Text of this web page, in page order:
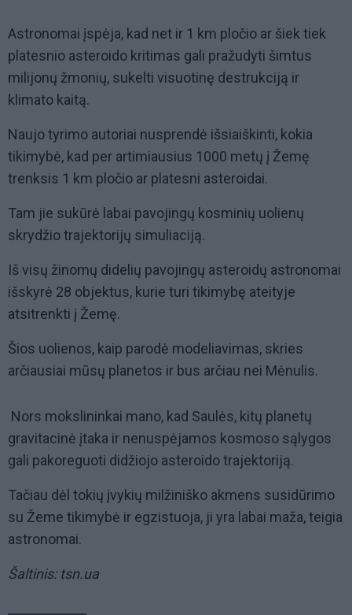
Astronomai įspėja, kad net ir 1 km pločio ar šiek tiek
platesnio asteroido kritimas gali pražudyti šimtus
milijonų žmonių, sukelti visuotinę destrukciją ir
klimato kaitą.
Naujo tyrimo autoriai nusprendė išsiaiškinti, kokia
tikimybė, kad per artimiausius 1000 metų į Žemę
trenksis 1 km pločio ar platesni asteroidai.
Tam jie sukūrė labai pavojingų kosminių uolienų
skrydžio trajektorijų simuliaciją.
Iš visų žinomų didelių pavojingų asteroidų astronomai
išskyrė 28 objektus, kurie turi tikimybę ateityje
atsitrenkti į Žemę.
Šios uolienos, kaip parodė modeliavimas, skries
arčiausiai mūsų planetos ir bus arčiau nei Mėnulis.
Nors mokslininkai mano, kad Saulės, kitų planetų
gravitacinė įtaka ir nenuspėjamos kosmoso sąlygos
gali pakoreguoti didžiojo asteroido trajektoriją.
Tačiau dėl tokių įvykių milžiniško akmens susidūrimo
su Žeme tikimybė ir egzistuoja, ji yra labai maža, teigia
astronomai.
Šaltinis: tsn.ua